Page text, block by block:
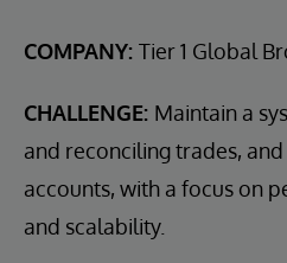
COMPANY: Tier 1 Global
CHALLENGE: Maintain a
and reconciling trades,
accounts, with a focus on
and scalability.